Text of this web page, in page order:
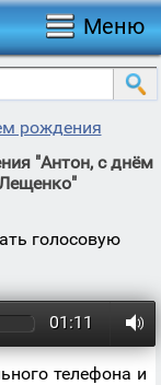
Меню
рождения
"Антон, с днём
голосовую
01:11
телефона и